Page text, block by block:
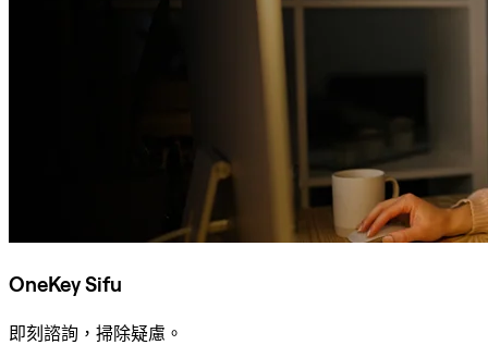
OneKey Sifu
即刻諮詢，掃除疑慮。